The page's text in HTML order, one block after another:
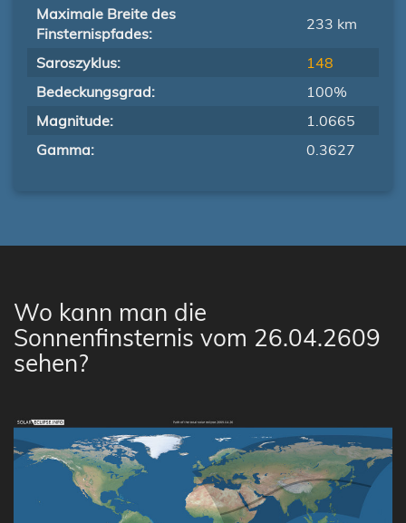
Maximale Breite des
Finsternispfades:
233 km
Saroszyklus:
148
Bedeckungsgrad:
100%
Magnitude:
1.0665
Gamma:
0.3627
Wo kann man die
Sonnenfinsternis vom 26.04.2609
sehen?